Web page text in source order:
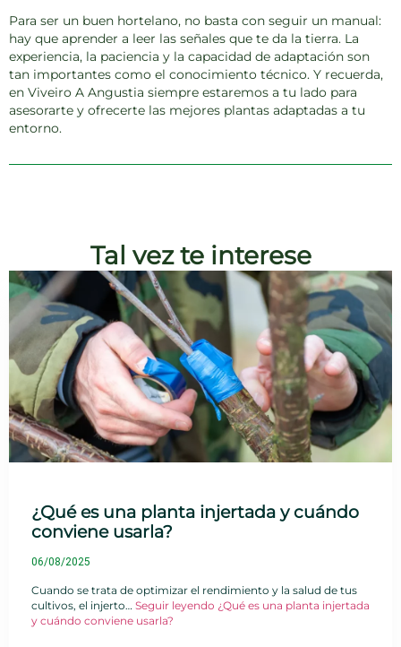
Para ser un buen hortelano, no basta con seguir un manual:
hay que aprender a leer las señales que te da la tierra. La
experiencia, la paciencia y la capacidad de adaptación son
tan importantes como el conocimiento técnico. Y recuerda,
en Viveiro A Angustia siempre estaremos a tu lado para
asesorarte y ofrecerte las mejores plantas adaptadas a tu
entorno.
Tal vez te interese
¿Qué es una planta injertada y cuándo
conviene usarla?
06/08/2025
Cuando se trata de optimizar el rendimiento y la salud de tus
cultivos, el injerto… Seguir leyendo ¿Qué es una planta injertada
y cuándo conviene usarla?